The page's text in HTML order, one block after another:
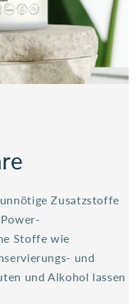
Zusatzstoffe
Stoffe wie
und
und Alkohol lassen